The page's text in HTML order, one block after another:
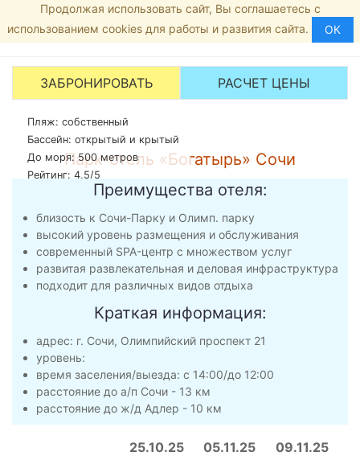
8 (800) 444-19-02 МЕНЮ
Рейтинг:3.5/5 -2голосов
Главная
Сириус
ЗАБРОНИРОВАТЬ РАСЧЕТ ЦЕНЫ
Пляж: собственный
Бассейн: открытый и крытый
До моря: 500 метров
Рейтинг: 4,5/5
Парк-отель «Богатырь» Сочи
Преимущества отеля:
близость к Сочи-Парку и Олимп. парку
высокий уровень размещения и обслуживания
современный SPA-центр с множеством услуг
развитая развлекательная и деловая инфраструктура
подходит для различных видов отдыха
Краткая информация:
адрес: г. Сочи, Олимпийский проспект 21
уровень:
время заселения/выезда: с 14:00/до 12:00
расстояние до а/п Сочи - 13 км
расстояние до ж/д Адлер - 10 км
25.10.25
05.11.25
09.11.25
Продолжая использовать сайт, Вы соглашаетесь с
использованием cookies для работы и развития сайта.
ОК